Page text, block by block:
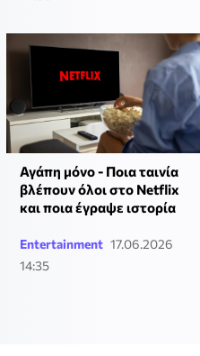
Αγάπη μόνο - Ποια ταινία
βλέπουν όλοι στο Netflix
και ποια έγραψε ιστορία
Entertainment 17.06.2026
14:35